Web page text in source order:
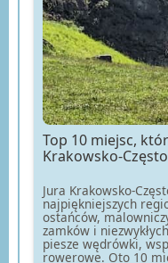
Top 10 miejsc,
Krakowsko-
Jura Krakowsko-
najpiękniejszych
ostańców,
zamków i
piesze wędrówki,
rowerowe. Oto 10